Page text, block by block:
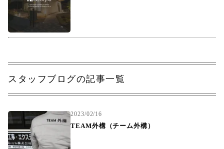
スタッフブログの記事一覧
2023/02/16
TEAM外構（チーム外構）